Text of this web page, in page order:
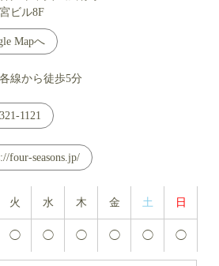
ビル8F
Mapへ
線から徒歩5分
1121
four-seasons.jp/
火 水 木 金 土 日
◯ ◯ ◯ ◯ ◯ ◯